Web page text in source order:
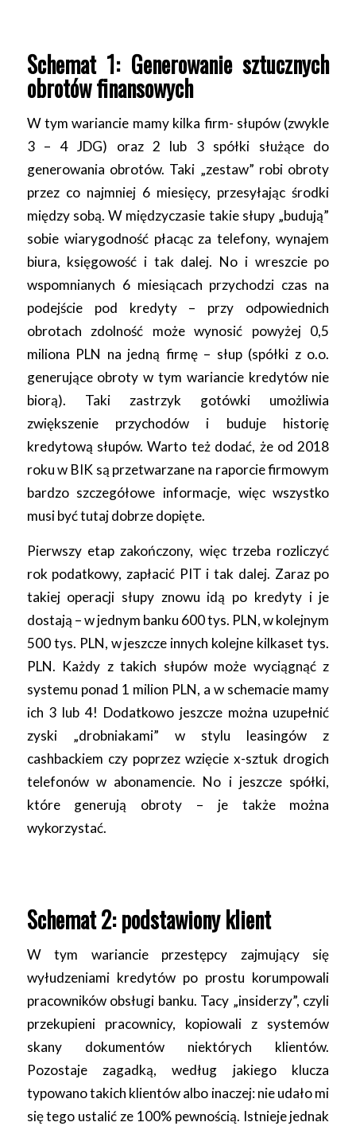
Schemat 1: Generowanie sztucznych
obrotów finansowych
W tym wariancie mamy kilka firm- słupów (zwykle
3 – 4 JDG) oraz 2 lub 3 spółki służące do
generowania obrotów. Taki „zestaw” robi obroty
przez co najmniej 6 miesięcy, przesyłając środki
między sobą. W międzyczasie takie słupy „budują”
sobie wiarygodność płacąc za telefony, wynajem
biura, księgowość i tak dalej. No i wreszcie po
wspomnianych 6 miesiącach przychodzi czas na
podejście pod kredyty – przy odpowiednich
obrotach zdolność może wynosić powyżej 0,5
miliona PLN na jedną firmę – słup (spółki z o.o.
generujące obroty w tym wariancie kredytów nie
biorą). Taki zastrzyk gotówki umożliwia
zwiększenie przychodów i buduje historię
kredytową słupów. Warto też dodać, że od 2018
roku w BIK są przetwarzane na raporcie firmowym
bardzo szczegółowe informacje, więc wszystko
musi być tutaj dobrze dopięte.
Pierwszy etap zakończony, więc trzeba rozliczyć
rok podatkowy, zapłacić PIT i tak dalej. Zaraz po
takiej operacji słupy znowu idą po kredyty i je
dostają – w jednym banku 600 tys. PLN, w kolejnym
500 tys. PLN, w jeszcze innych kolejne kilkaset tys.
PLN. Każdy z takich słupów może wyciągnąć z
systemu ponad 1 milion PLN, a w schemacie mamy
ich 3 lub 4! Dodatkowo jeszcze można uzupełnić
zyski „drobniakami” w stylu leasingów z
cashbackiem czy poprzez wzięcie x-sztuk drogich
telefonów w abonamencie. No i jeszcze spółki,
które generują obroty – je także można
wykorzystać.
Schemat 2: podstawiony klient
W tym wariancie przestępcy zajmujący się
wyłudzeniami kredytów po prostu korumpowali
pracowników obsługi banku. Tacy „insiderzy”, czyli
przekupieni pracownicy, kopiowali z systemów
skany dokumentów niektórych klientów.
Pozostaje zagadką, według jakiego klucza
typowano takich klientów albo inaczej: nie udało mi
się tego ustalić ze 100% pewnością. Istnieje jednak